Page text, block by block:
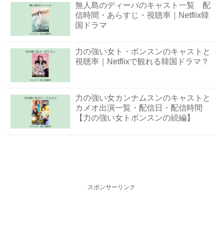
無人島のディーバのキャスト一覧 配
信時間・あらすじ・視聴率｜Netflix韓
国ドラマ
力の強い女ト・ボンスンのキャストと
視聴率｜Netflixで観れる韓国ドラマ？
力の強い女カンナムスンのキャストと
カメオ出演一覧・配信日・配信時間
【力の強い女トボンスンの続編】
スポンサーリンク